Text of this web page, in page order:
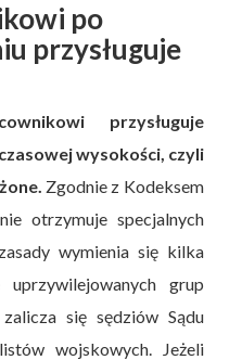
po
przysługuje
przysługuje
wysokości, czyli
Zgodnie z Kodeksem
otrzymuje specjalnych
wymienia się kilka
grup
się sędziów Sądu
wojskowych. Jeżeli